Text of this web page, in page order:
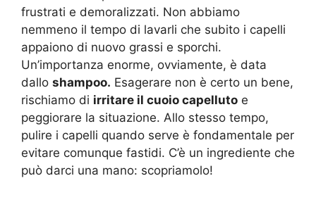
frustrati e demoralizzati. Non abbiamo
nemmeno il tempo di lavarli che subito i capelli
appaiono di nuovo grassi e sporchi.
Un’importanza enorme, ovviamente, è data
dallo shampoo. Esagerare non è certo un bene,
rischiamo di irritare il cuoio capelluto e
peggiorare la situazione. Allo stesso tempo,
pulire i capelli quando serve è fondamentale per
evitare comunque fastidi. C’è un ingrediente che
può darci una mano: scopriamolo!